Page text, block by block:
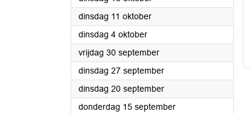
dinsdag 11 oktober2022
dinsdag 4 oktober2022
vrijdag 30 september2022
dinsdag 27 september2022
dinsdag 20 september2022
donderdag 15 september2022